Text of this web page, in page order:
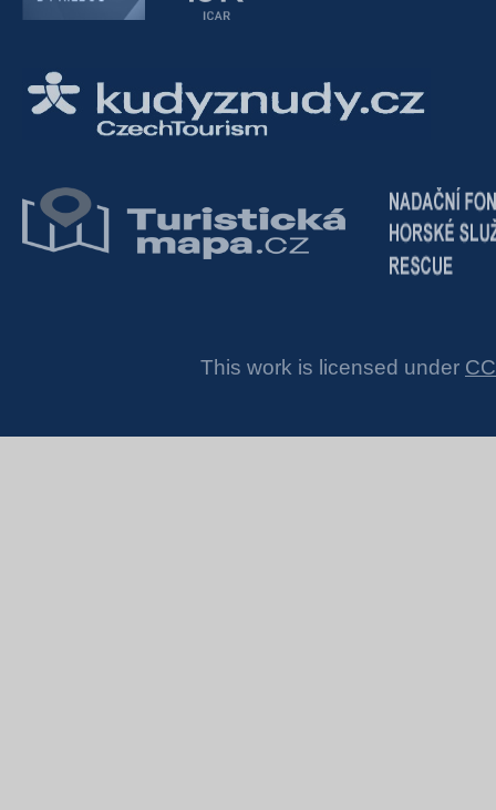
This work is licensed under